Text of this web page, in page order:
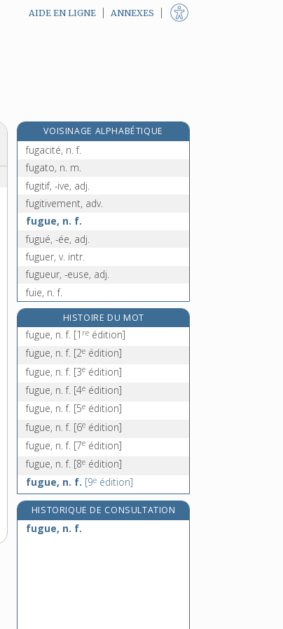
AIDE EN LIGNE ANNEXES
VOISINAGE ALPHABÉTIQUE
fugacement, adv.
fugacité, n. f.
fugato, n. m.
fugitif, -ive, adj.
fugitivement, adv.
fugue, n. f.
fugué, -ée, adj.
fuguer, v. intr.
fugueur, -euse, adj.
fuie, n. f.
fuir, v. intr. et tr.
fuite, n. f.
fulgurance, n. f.
fulgurant, -ante, adj.
HISTOIRE DU MOT
fugue, n. f. [1 re édition]
fugue, n. f. [2e édition]
fugue, n. f. [3e édition]
fugue, n. f. [4e édition]
fugue, n. f. [5e édition]
fugue, n. f. [6e édition]
fugue, n. f. [7e édition]
fugue, n. f. [8e édition]
fugue, n. f. [9e édition]
HISTORIQUE DE CONSULTATION
fugue, n. f.